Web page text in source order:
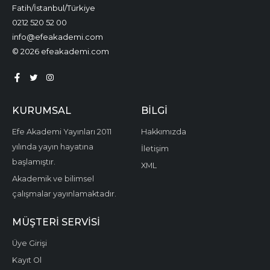
Fatih/İstanbul/Türkiye
0212 520 52 00
info@efeakademi.com
© 2026 efeakademi.com
KURUMSAL
Efe Akademi Yayınları 2011
yılında yayın hayatına
başlamıştır.
Akademik ve bilimsel
çalışmalar yayınlamaktadır.
BILGI
Hakkımızda
İletişim
XML
MÜŞTERI SERVISI
Üye Girişi
Kayıt Ol